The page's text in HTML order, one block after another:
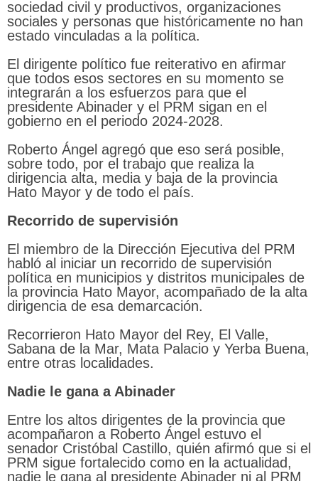
sociedad civil y productivos, organizaciones
sociales y personas que históricamente no han
estado vinculadas a la política.
El dirigente político fue reiterativo en afirmar
que todos esos sectores en su momento se
integrarán a los esfuerzos para que el
presidente Abinader y el PRM sigan en el
gobierno en el periodo 2024-2028.
Roberto Ángel agregó que eso será posible,
sobre todo, por el trabajo que realiza la
dirigencia alta, media y baja de la provincia
Hato Mayor y de todo el país.
Recorrido de supervisión
El miembro de la Dirección Ejecutiva del PRM
habló al iniciar un recorrido de supervisión
política en municipios y distritos municipales de
la provincia Hato Mayor, acompañado de la alta
dirigencia de esa demarcación.
Recorrieron Hato Mayor del Rey, El Valle,
Sabana de la Mar, Mata Palacio y Yerba Buena,
entre otras localidades.
Nadie le gana a Abinader
Entre los altos dirigentes de la provincia que
acompañaron a Roberto Ángel estuvo el
senador Cristóbal Castillo, quién afirmó que si el
PRM sigue fortalecido como en la actualidad,
nadie le gana al presidente Abinader ni al PRM